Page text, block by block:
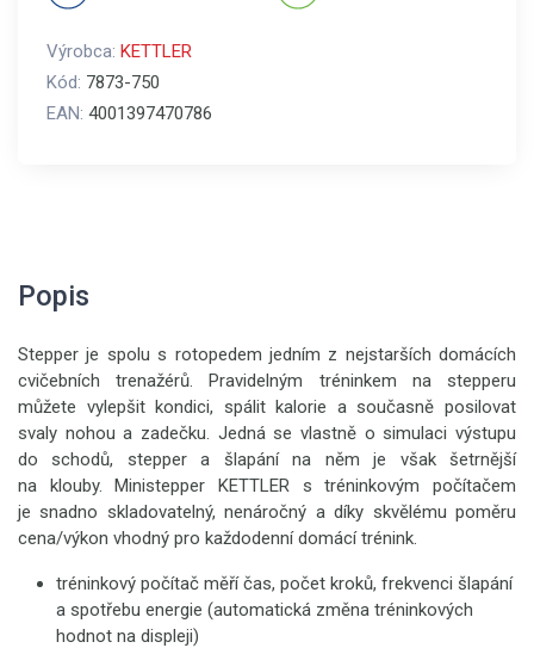
Výrobca: KETTLER
Kód: 7873-750
EAN: 4001397470786
Popis
Stepper je spolu s rotopedem jedním z nejstarších domácích
cvičebních trenažérů. Pravidelným tréninkem na stepperu
můžete vylepšit kondici, spálit kalorie a současně posilovat
svaly nohou a zadečku. Jedná se vlastně o simulaci výstupu
do schodů, stepper a šlapání na něm je však šetrnější
na klouby. Ministepper KETTLER s tréninkovým počítačem
je snadno skladovatelný, nenáročný a díky skvělému poměru
cena/výkon vhodný pro každodenní domácí trénink.
tréninkový počítač měří čas, počet kroků, frekvenci šlapání
a spotřebu energie (automatická změna tréninkových
hodnot na displeji)